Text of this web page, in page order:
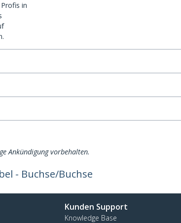
in
Ankündigung vorbehalten.
- Buchse/Buchse
Kunden Support
Knowledge Base